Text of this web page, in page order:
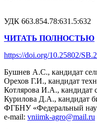
УДК 663.854.78:631.5:632
ЧИТАТЬ ПОЛНОСТЬЮ
https://doi.org/10.25802/
Бушнев А.С., кандидат
Орехов Г.И., кандидат
Котлярова И.А., кандидат
Курилова Д.А., кандидат
ФГБНУ «Федеральный
e-mail: vniimk-agro@mail.ru